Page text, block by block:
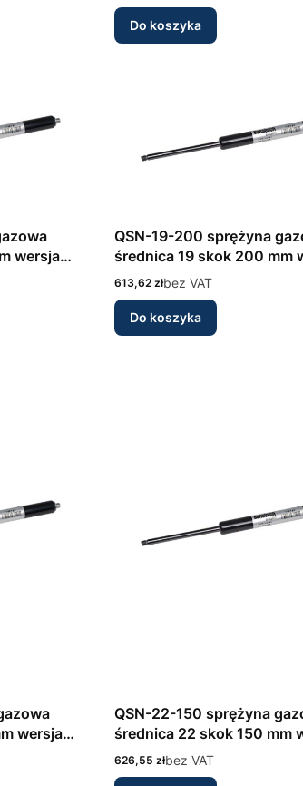
Do koszyka
wersja
QSN-19-200 sprężyna
średnica 19 skok 200 mm
nierdzewna INOX 316L
Cena
613,62 złbez VAT
Do koszyka
wersja
QSN-22-150 sprężyna
średnica 22 skok 150 mm
nierdzewna INOX 316L
Cena
626,55 złbez VAT